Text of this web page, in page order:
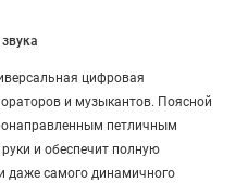
цифровая
и музыкантов. Поясной
петличным
и обеспечит полную
даже самого динамичного